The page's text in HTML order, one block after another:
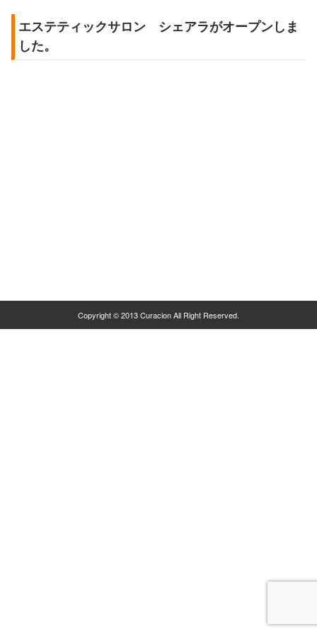
エステティックサロン シェアラがオープンしま
した。
Copyright © 2013 Curacion All Right Reserved.